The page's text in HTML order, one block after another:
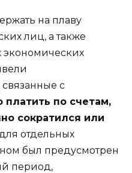
на плаву
лиц, а также
экономических
с
платить по счетам,
сократился или
отдельных
был предусмотрен
период,